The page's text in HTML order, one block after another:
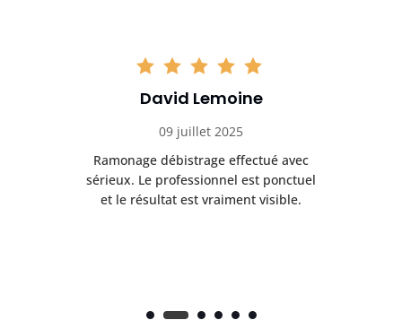
David Lemoine
09 juillet 2025
Ramonage débistrage effectué avec
sérieux. Le professionnel est ponctuel
et le résultat est vraiment visible.